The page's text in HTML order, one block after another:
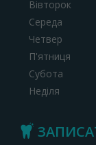
Вівторок
Середа
Четвер
П'ятниця
Субота
Неділя